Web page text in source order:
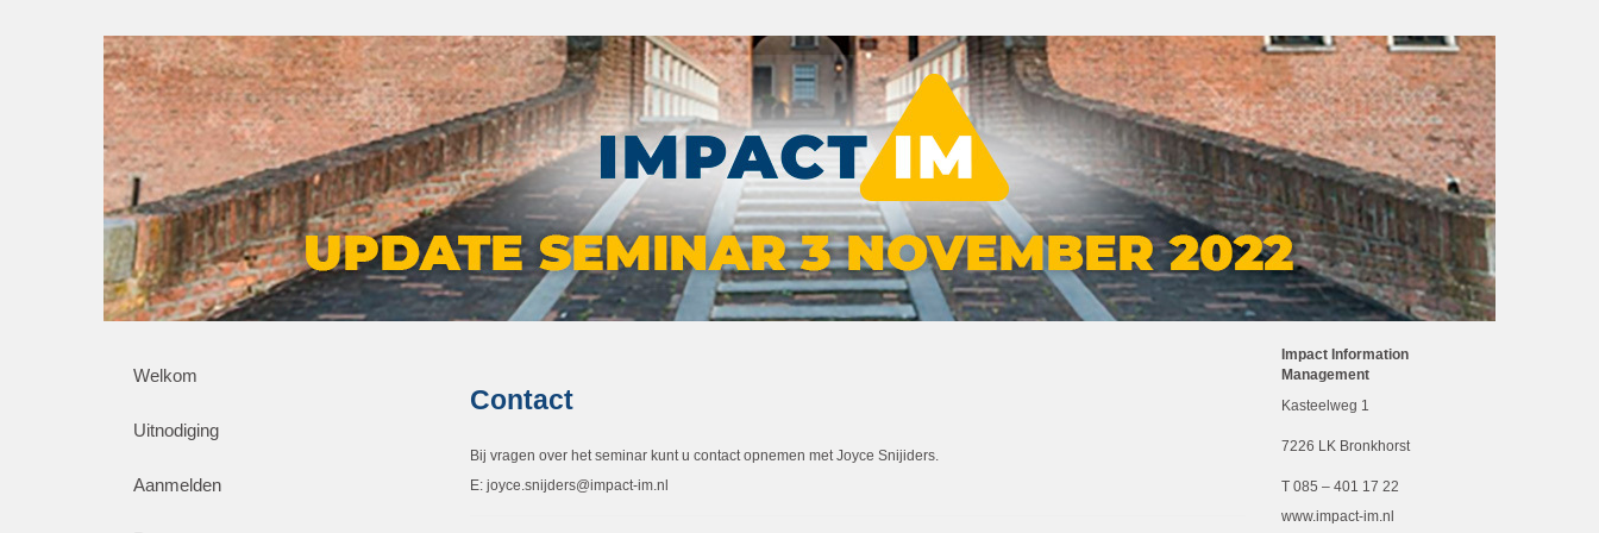
Welkom
Uitnodiging
Aanmelden
Contact
Bij vragen over het seminar kunt u contact opnemen met Joyce Snijiders.
E: joyce.snijders@impact-im.nl
Impact Information
Management
Kasteelweg 1
7226 LK Bronkhorst
T 085 – 401 17 22
www.impact-im.nl